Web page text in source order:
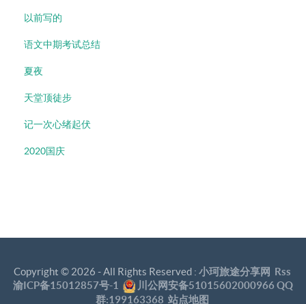
以前写的
语文中期考试总结
夏夜
天堂顶徒步
记一次心绪起伏
2020国庆
Copyright © 2026 - All Rights Reserved : 小珂旅途分享网 Rss
渝ICP备15012857号-1
川公网安备51015602000966 QQ
群:199163368 站点地图